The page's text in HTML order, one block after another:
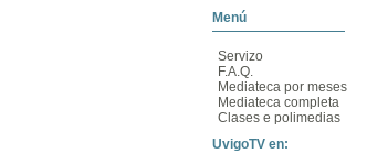
Menú
Servizo
F.A.Q.
Mediateca por meses
Mediateca completa
Clases e polimedias
UvigoTV en: